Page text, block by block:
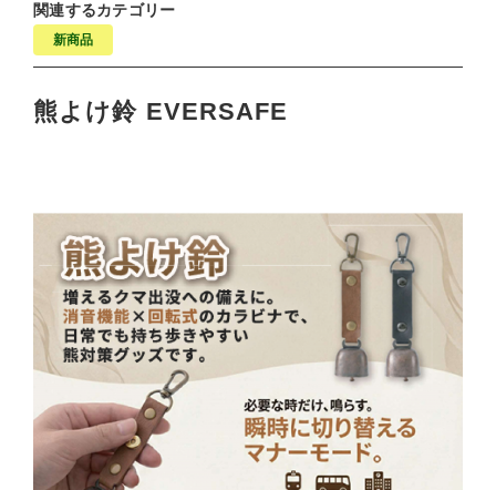
関連するカテゴリー
新商品
熊よけ鈴 EVERSAFE